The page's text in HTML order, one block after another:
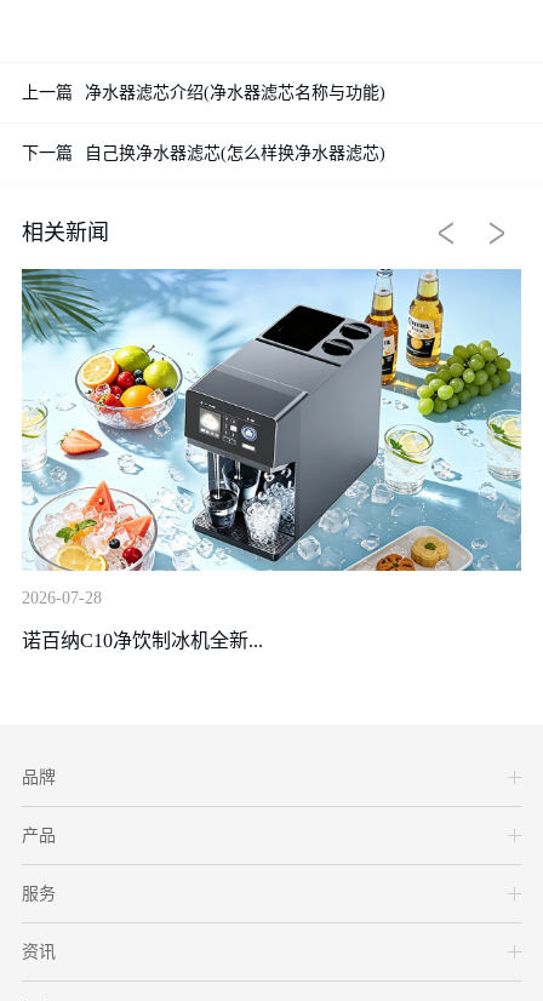
上一篇 净水器滤芯介绍(净水器滤芯名称与功能)
下一篇 自己换净水器滤芯(怎么样换净水器滤芯)
相关新闻
2026-07-28
诺百纳C10净饮制冰机全新...
品牌
产品
服务
资讯